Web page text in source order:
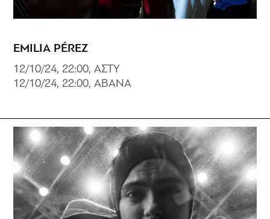
EMILIA PÉREZ
12/10/24, 22:00, ΑΣΤΥ
12/10/24, 22:00, ABANA